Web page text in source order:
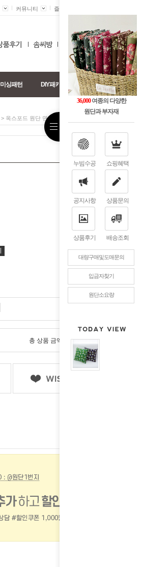
36,000여종의 다양한
원단과 부자재
누빔수공 쇼핑혜택
공지사항 상품문의
상품후기 배송조회
대량구매및도매문의
입금자찾기
원단소요량
커뮤니티 즐겨찾기 +
0
미싱패턴 DIY패키지
> 옥스포드 원단 면 꽃밭고양이 2color 269071
총 상품 금액 원